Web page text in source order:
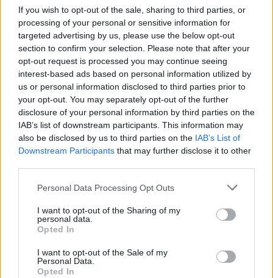
If you wish to opt-out of the sale, sharing to third parties, or
processing of your personal or sensitive information for
targeted advertising by us, please use the below opt-out
section to confirm your selection. Please note that after your
opt-out request is processed you may continue seeing
interest-based ads based on personal information utilized by
us or personal information disclosed to third parties prior to
your opt-out. You may separately opt-out of the further
disclosure of your personal information by third parties on the
IAB’s list of downstream participants. This information may
also be disclosed by us to third parties on the IAB’s List of
Downstream Participants that may further disclose it to other
Personal Data Processing Opt Outs
I want to opt-out of the Sharing of my
personal data.
Opted In
I want to opt-out of the Sale of my
Personal Data.
Opted In
Ακολουθήστε το E-Radio.gr στο
Google News
και μάθετε πρώτοι
Εσύ μπήκες στο E-Daily.gr; Τα νέα της ημέρας
και ότι σου κάνει κλικ!